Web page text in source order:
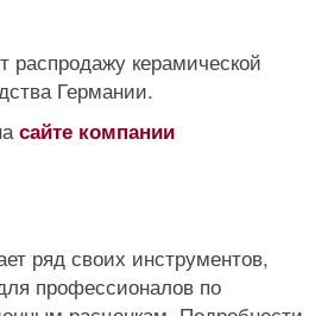
распродажу керамической
Германии.
сайте компании
ряд своих инструментов,
профессионалов по